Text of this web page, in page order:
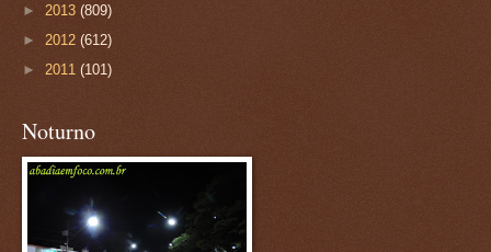
► 2013 (809)
► 2012 (612)
► 2011 (101)
Noturno